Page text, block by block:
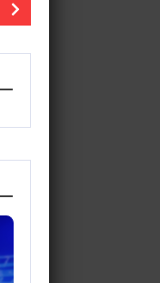
Pcgamer Após